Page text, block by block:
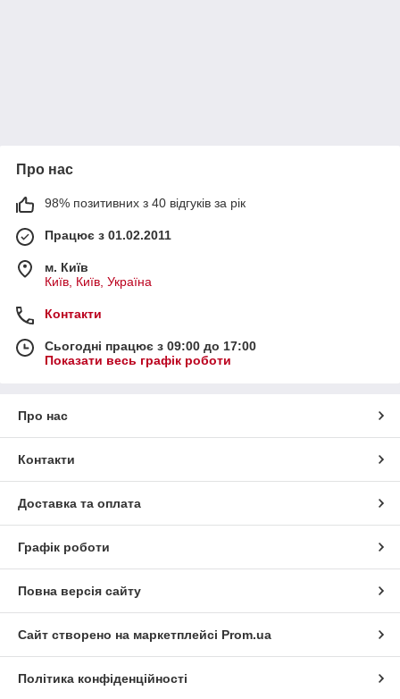
Про нас
98% позитивних з 40 відгуків за рік
Працює з 01.02.2011
м. Київ
Київ, Київ, Україна
Контакти
Сьогодні працює з 09:00 до 17:00
Показати весь графік роботи
Про нас
Контакти
Доставка та оплата
Графік роботи
Повна версія сайту
Сайт створено на маркетплейсі Prom.ua
Політика конфіденційності